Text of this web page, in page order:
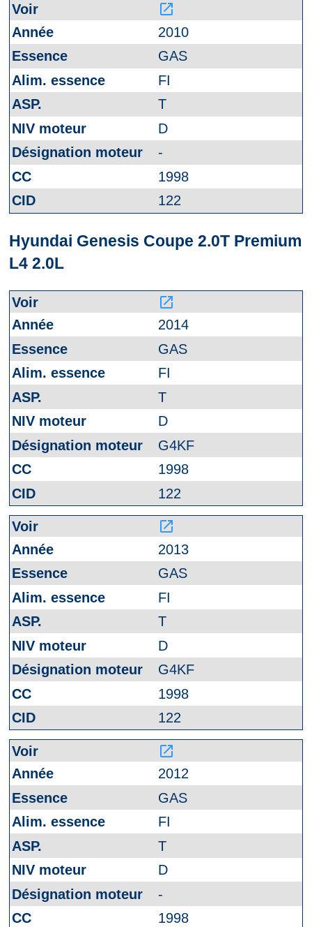
launch
2010
GAS
FI
T
D
-
1998
122
Hyundai Genesis Coupe 2.0T Premium
L4 2.0L
launch
2014
GAS
FI
T
D
G4KF
1998
122
launch
2013
GAS
FI
T
D
G4KF
1998
122
launch
2012
GAS
FI
T
D
-
1998